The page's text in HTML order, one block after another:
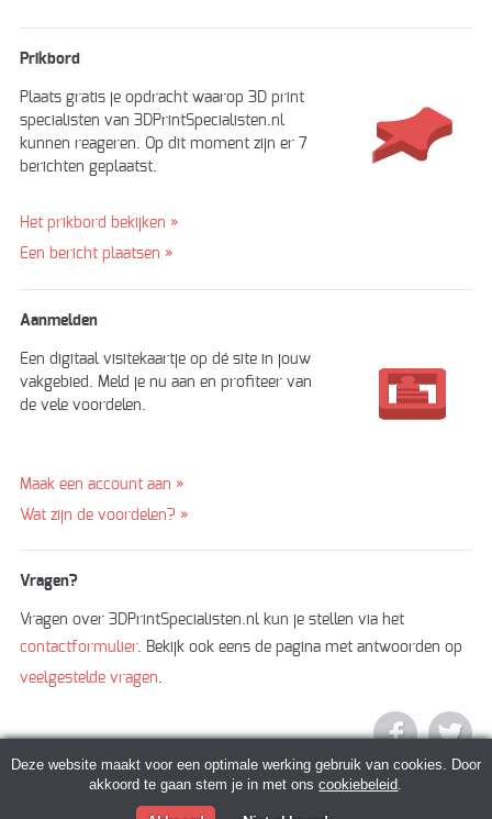
Prikbord
Plaats gratis je opdracht waarop 3D print
specialisten van 3DPrintSpecialisten.nl
kunnen reageren. Op dit moment zijn er 7
berichten geplaatst.
Het prikbord bekijken »
Een bericht plaatsen »
Aanmelden
Een digitaal visitekaartje op dé site in jouw
vakgebied. Meld je nu aan en profiteer van
de vele voordelen.
Maak een account aan »
Wat zijn de voordelen? »
Vragen?
Vragen over 3DPrintSpecialisten.nl kun je stellen via het
contactformulier. Bekijk ook eens de pagina met antwoorden op
veelgestelde vragen.
Deze website maakt voor een optimale werking gebruik van cookies. Door
akkoord te gaan stem je in met onscookiebeleid.